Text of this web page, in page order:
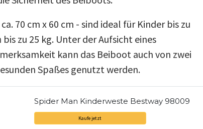
70 cm x 60 cm - sind ideal für Kinder bis zu
zu 25 kg. Unter der Aufsicht eines
kann das Beiboot auch von zwei
Spaßes genutzt werden.
Spider Man Kinderweste Bestway 98009
Kaufe jetzt